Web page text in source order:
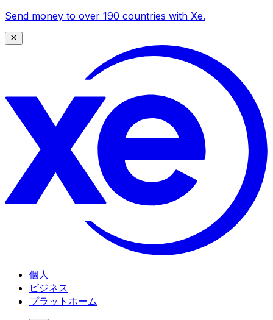
Send money to over 190 countries with Xe.
個人
ビジネス
プラットホーム